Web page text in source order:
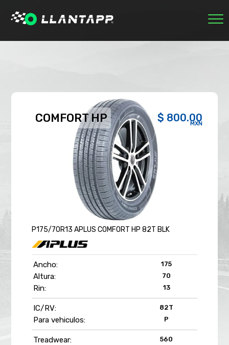
RASTREAR PEDIDO
SESIÓN
COMFORT HP
P175/70R13 APLUS COMFORT HP 82T BLK
Ancho: 175
Altura: 70
Rin: 13
IC/RV: 82T
Para vehiculos: P
Treadwear: 560
$ 800.00
MXN